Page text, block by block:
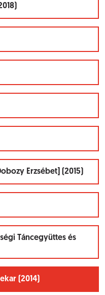
Erzsébet] (2015)
Táncegyüttes és
(2014)